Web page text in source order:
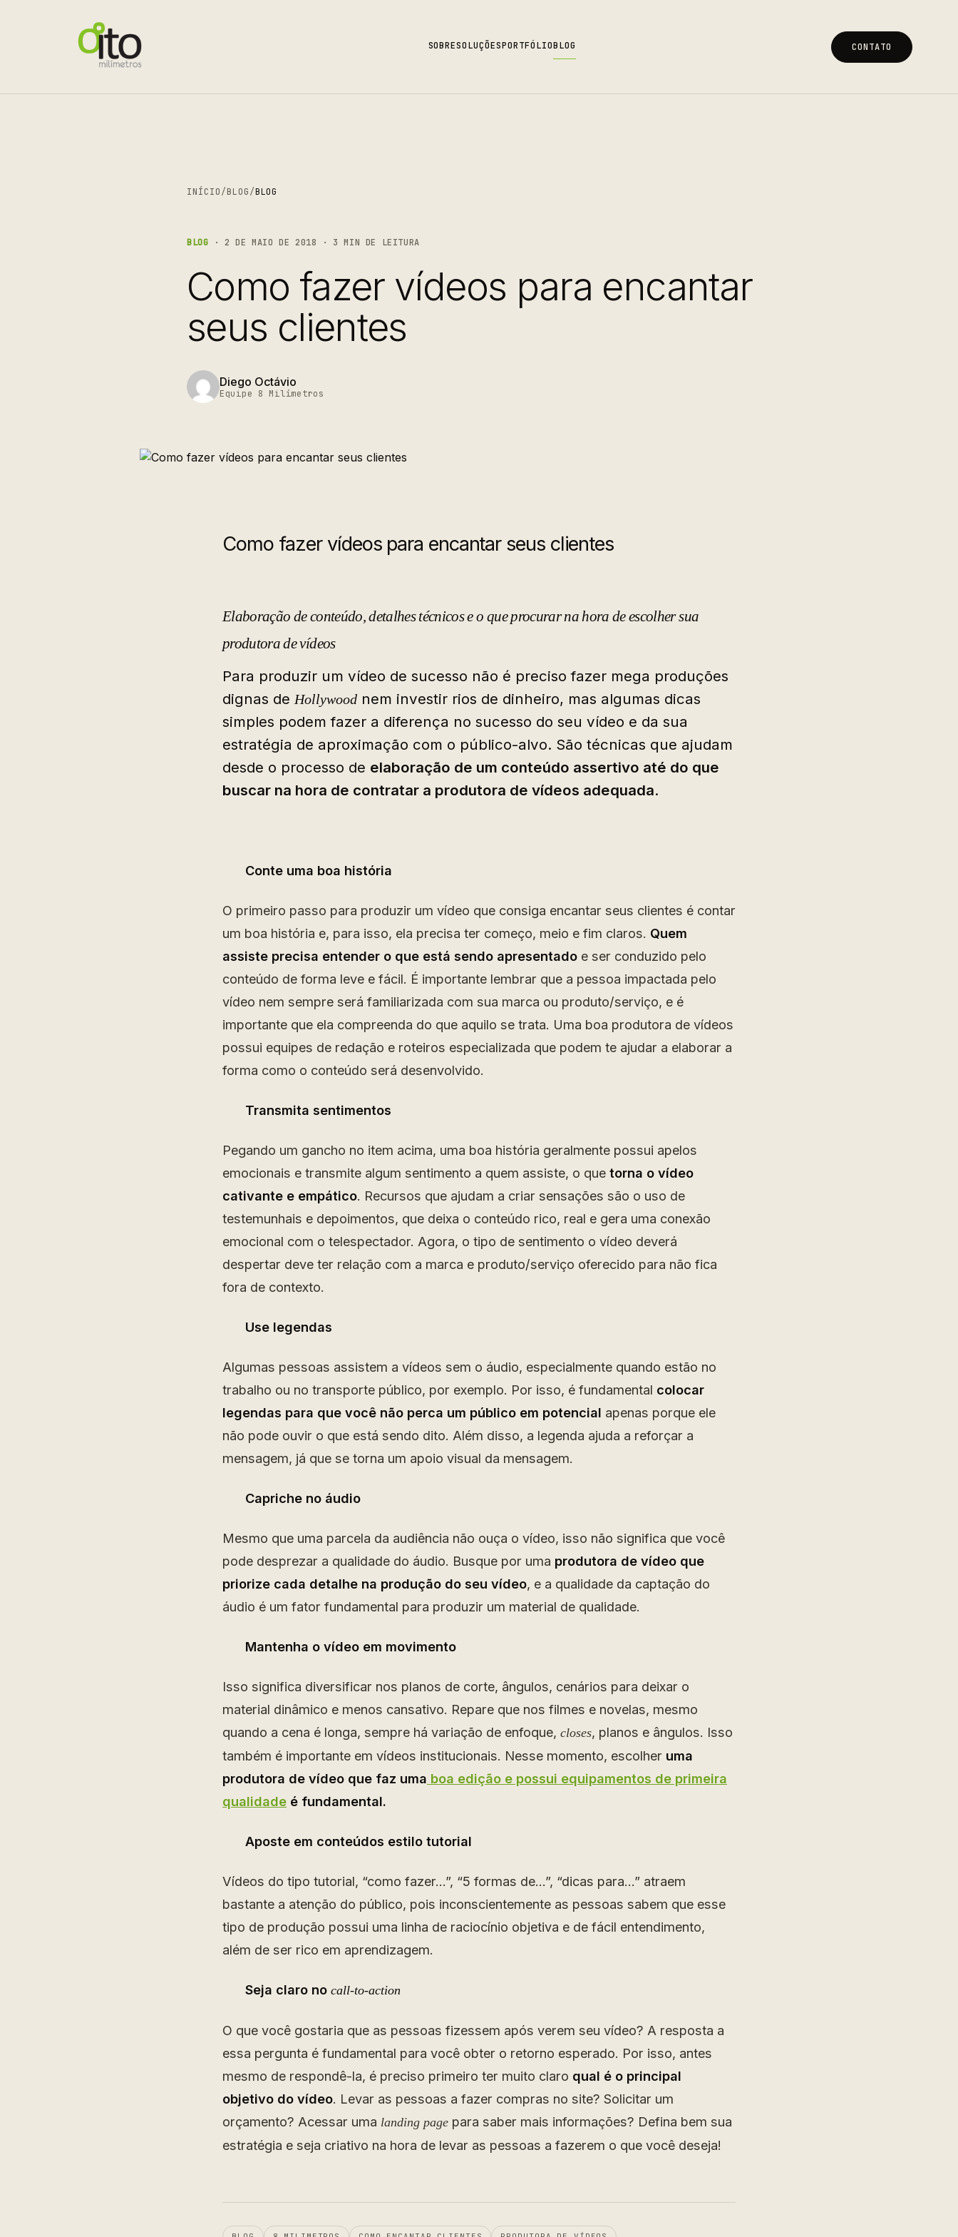
SOBRESOLUÇÕESPORTFÓLIOBLOG CONTATO
INÍCIO/BLOG/BLOG
BLOG · 2 DE MAIO DE 2018 · 3 MIN DE LEITURA
Como fazer vídeos para encantar
seus clientes
Diego Octávio
Equipe 8 Milímetros
Como fazer vídeos para encantar seus clientes
Elaboração de conteúdo, detalhes técnicos e o que procurar na hora de escolher sua
produtora de vídeos
Para produzir um vídeo de sucesso não é preciso fazer mega produções
dignas de Hollywood nem investir rios de dinheiro, mas algumas dicas
simples podem fazer a diferença no sucesso do seu vídeo e da sua
estratégia de aproximação com o público-alvo. São técnicas que ajudam
desde o processo de elaboração de um conteúdo assertivo até do que
buscar na hora de contratar a produtora de vídeos adequada.
Conte uma boa história
O primeiro passo para produzir um vídeo que consiga encantar seus clientes é contar
um boa história e, para isso, ela precisa ter começo, meio e fim claros. Quem
assiste precisa entender o que está sendo apresentado e ser conduzido pelo
conteúdo de forma leve e fácil. É importante lembrar que a pessoa impactada pelo
vídeo nem sempre será familiarizada com sua marca ou produto/serviço, e é
importante que ela compreenda do que aquilo se trata. Uma boa produtora de vídeos
possui equipes de redação e roteiros especializada que podem te ajudar a elaborar a
forma como o conteúdo será desenvolvido.
Transmita sentimentos
Pegando um gancho no item acima, uma boa história geralmente possui apelos
emocionais e transmite algum sentimento a quem assiste, o que torna o vídeo
cativante e empático. Recursos que ajudam a criar sensações são o uso de
testemunhais e depoimentos, que deixa o conteúdo rico, real e gera uma conexão
emocional com o telespectador. Agora, o tipo de sentimento o vídeo deverá
despertar deve ter relação com a marca e produto/serviço oferecido para não fica
fora de contexto.
Use legendas
Algumas pessoas assistem a vídeos sem o áudio, especialmente quando estão no
trabalho ou no transporte público, por exemplo. Por isso, é fundamental colocar
legendas para que você não perca um público em potencial apenas porque ele
não pode ouvir o que está sendo dito. Além disso, a legenda ajuda a reforçar a
mensagem, já que se torna um apoio visual da mensagem.
Capriche no áudio
Mesmo que uma parcela da audiência não ouça o vídeo, isso não significa que você
pode desprezar a qualidade do áudio. Busque por uma produtora de vídeo que
priorize cada detalhe na produção do seu vídeo, e a qualidade da captação do
áudio é um fator fundamental para produzir um material de qualidade.
Mantenha o vídeo em movimento
Isso significa diversificar nos planos de corte, ângulos, cenários para deixar o
material dinâmico e menos cansativo. Repare que nos filmes e novelas, mesmo
quando a cena é longa, sempre há variação de enfoque, closes, planos e ângulos. Isso
também é importante em vídeos institucionais. Nesse momento, escolher uma
produtora de vídeo que faz uma boa edição e possui equipamentos de primeira
qualidade é fundamental.
Aposte em conteúdos estilo tutorial
Vídeos do tipo tutorial, “como fazer…”, “5 formas de…”, “dicas para…” atraem
bastante a atenção do público, pois inconscientemente as pessoas sabem que esse
tipo de produção possui uma linha de raciocínio objetiva e de fácil entendimento,
além de ser rico em aprendizagem.
Seja claro no call-to-action
O que você gostaria que as pessoas fizessem após verem seu vídeo? A resposta a
essa pergunta é fundamental para você obter o retorno esperado. Por isso, antes
mesmo de respondê-la, é preciso primeiro ter muito claro qual é o principal
objetivo do vídeo. Levar as pessoas a fazer compras no site? Solicitar um
orçamento? Acessar uma landing page para saber mais informações? Defina bem sua
estratégia e seja criativo na hora de levar as pessoas a fazerem o que você deseja!